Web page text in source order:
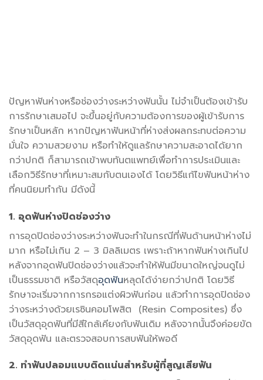
ปัญหาฟันห่างหรือช่องว่างระหว่างฟันนั้น ไม่จำเป็นต้องเข้ารับ
การรักษาเสมอไป จะขึ้นอยู่กับความต้องการของผู้เข้ารับการ
รักษาเป็นหลัก หากปัญหาฟันหน้าที่ห่างส่งผลกระทบต่อความ
มั่นใจ ความสวยงาม หรือทำให้ดูแลรักษาความสะอาดได้ยาก
กว่าปกติ ก็สามารถเข้าพบทันตแพทย์เพื่อทำการประเมินและ
เลือกวิธีรักษาที่เหมาะสมกับตนเองได้ โดยวิธีแก้ไขฟันหน้าห่าง
ที่คนนิยมทำกัน มีดังนี้
1. อุดฟันห่างปิดช่องว่าง
การอุดปิดช่องว่างระหว่างฟันจะทำในกรณีที่ฟันด้านหน้าห่างไม่
มาก หรือไม่เกิน 2 – 3 มิลลิเมตร เพราะถ้าหากฟันห่างเกินไป
หลังจากอุดฟันปิดช่องว่างแล้วจะทำให้ฟันมีขนาดใหญ่จนดูไม่
เป็นธรรมชาติ หรือวัสดุอุดฟันหลุดได้ง่ายกว่าปกติ โดยวิธี
รักษาจะเริ่มจากการกรอแต่งผิวฟันก่อน แล้วทำการอุดปิดช่อง
ว่างระหว่างด้วยเรซินคอมโพสิต (Resin Composites) ซึ่ง
เป็นวัสดุอุดฟันที่มีสีใกล้เคียงกับฟันเดิม หลังจากนั้นจึงค่อยขัด
วัสดุอุดฟัน และตรวจสอบการสบฟันให้พอดี
2. ทำฟันปลอมแบบติดแน่นสำหรับผู้ที่สูญเสียฟัน